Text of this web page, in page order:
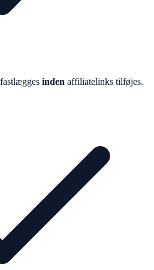
inden affiliatelinks tilføjes.